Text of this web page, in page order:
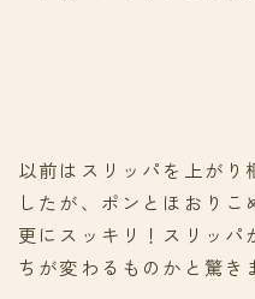
以前はスリッパを上がり
したが、ポンとほおりこ
更にスッキリ！スリッ
ちが変わるものかと驚き